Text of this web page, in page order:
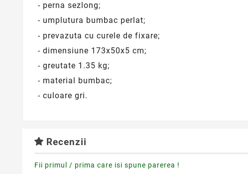
- perna sezlong;
- umplutura bumbac perlat;
- prevazuta cu curele de fixare;
- dimensiune 173x50x5 cm;
- greutate 1.35 kg;
- material bumbac;
- culoare gri.
Recenzii
Fii primul / prima care isi spune parerea !